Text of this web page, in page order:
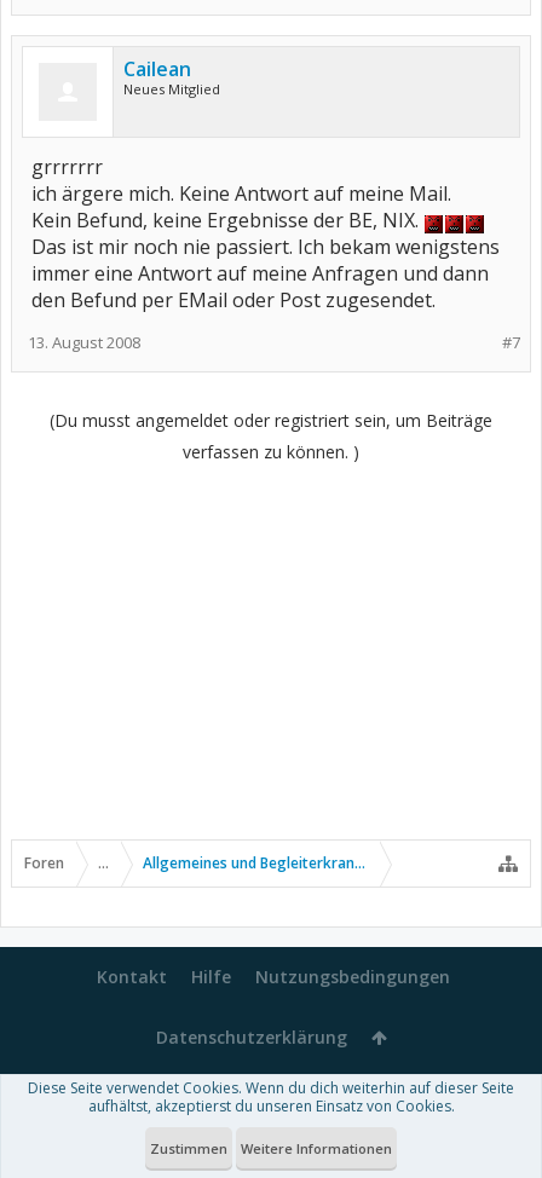
Cailean
Neues Mitglied
grrrrrrr
ich ärgere mich. Keine Antwort auf meine Mail.
Kein Befund, keine Ergebnisse der BE, NIX.
Das ist mir noch nie passiert. Ich bekam wenigstens
immer eine Antwort auf meine Anfragen und dann
den Befund per EMail oder Post zugesendet.
#7
13. August 2008
(Du musst angemeldet oder registriert sein, um Beiträge
verfassen zu können. )
Foren ... Allgemeines und Begleiterkrankungen
Kontakt Hilfe Nutzungsbedingungen
Datenschutzerklärung
Forum software by XenForo™-Deutsch von xenDach
Theme designed byThemeHouse
Diese Seite verwendet Cookies. Wenn du dich weiterhin auf dieser Seite
aufhältst, akzeptierst du unseren Einsatz von Cookies.
Zustimmen Weitere Informationen